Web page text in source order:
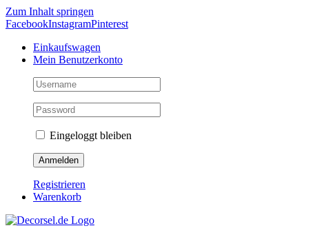
Zum Inhalt springen
FacebookInstagramPinterest
Einkaufswagen
Mein Benutzerkonto
Eingeloggt bleiben
Registrieren
Warenkorb